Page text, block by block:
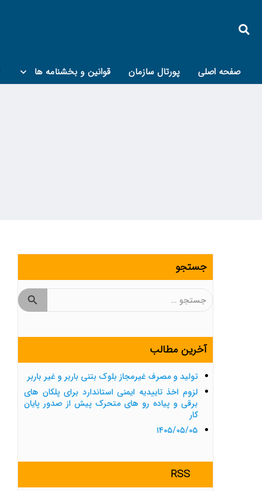
صفحه اصلی پورتال سازمان قوانین و بخشنامه ها
جستجو
جستجو
آخرین مطالب
تولید و مصرف غیرمجاز بلوک بتنی باربر و غیر باربر
لزوم اخذ تاییدیه ایمنی استاندارد برای پلکان های
برقی و پیاده رو های متحرک پیش از صدور پایان
کار
۱۴۰۵/۰۵/۰۵
RSS